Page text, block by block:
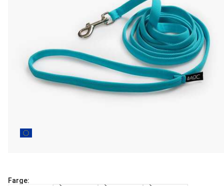
Farge: